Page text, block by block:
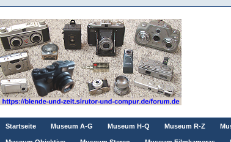
Startseite Museum A-G Museum H-Q Museum R-Z